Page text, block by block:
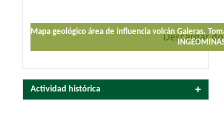
Mapa geológico área de influencia volcán Galeras.
Descargar
Actividad histórica